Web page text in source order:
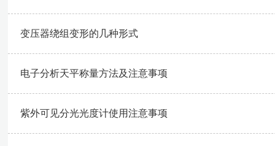
变压器绕组变形的几种形式
电子分析天平称量方法及注意事项
紫外可见分光光度计使用注意事项